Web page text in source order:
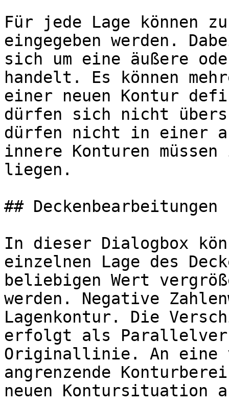
Für jede Lage können
eingegeben werden.
sich um eine äußere
handelt. Es können
einer neuen Kontur
dürfen sich nicht
dürfen nicht in einer
innere Konturen
liegen.
##
In dieser Dialogbox
einzelnen Lage des
beliebigen Wert
werden. Negative
Lagenkontur. Die
erfolgt als
Originallinie. An eine
angrenzende
neuen Kontursituation